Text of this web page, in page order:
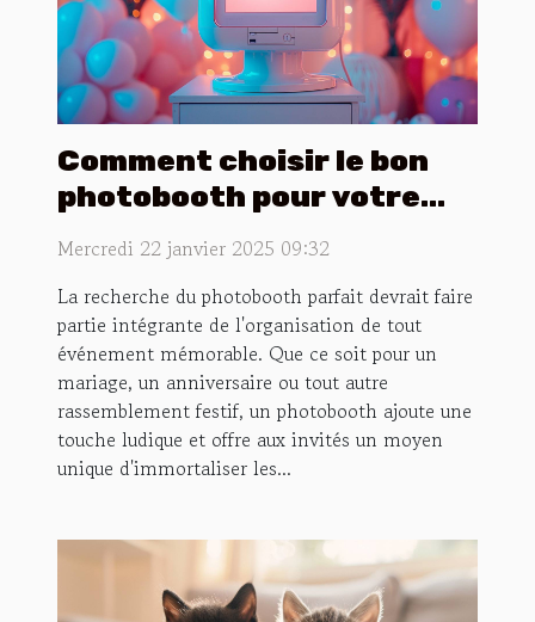
Comment choisir le bon
photobooth pour votre
événement spécial
Mercredi 22 janvier 2025 09:32
La recherche du photobooth parfait devrait faire
partie intégrante de l'organisation de tout
événement mémorable. Que ce soit pour un
mariage, un anniversaire ou tout autre
rassemblement festif, un photobooth ajoute une
touche ludique et offre aux invités un moyen
unique d'immortaliser les...